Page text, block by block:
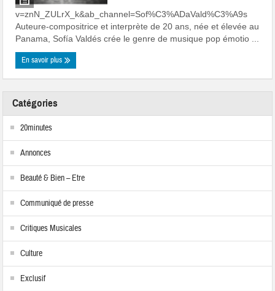
v=znN_ZULrX_k&ab_channel=Sof%C3%ADaVald%C3%A9s
Auteure-compositrice et interprète de 20 ans, née et élevée au
Panama, Sofía Valdés crée le genre de musique pop émotio ...
En savoir plus
Catégories
20minutes
Annonces
Beauté & Bien – Etre
Communiqué de presse
Critiques Musicales
Culture
Exclusif